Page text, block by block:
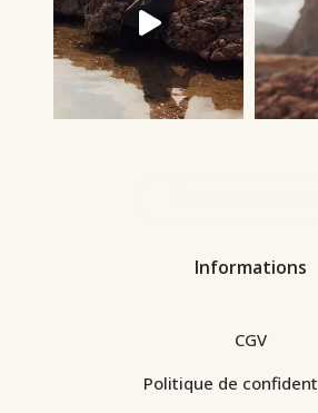
Informations
CGV
Politique de